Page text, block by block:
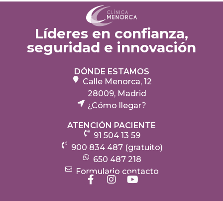
Líderes en confianza,
seguridad e innovación
DÓNDE ESTAMOS
Calle Menorca, 12
28009, Madrid
¿Cómo llegar?
ATENCIÓN PACIENTE
91 504 13 59
900 834 487 (gratuito)
650 487 218
Formulario contacto